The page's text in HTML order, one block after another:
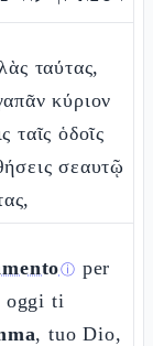
ταύτας,
κύριον
ταῖς ὁδοῖς
σεαυτῷ
ⓘ per
oggi ti
, tuo Dio,